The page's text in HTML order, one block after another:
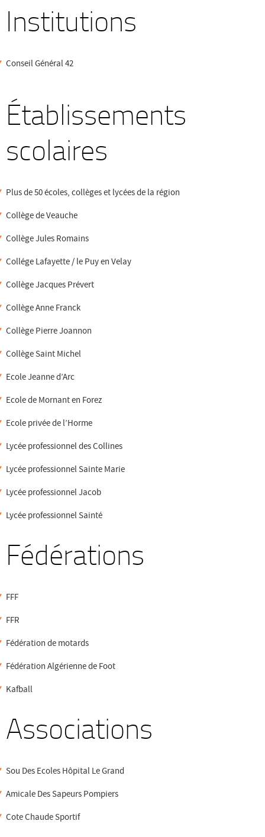
Institutions
Conseil Général 42
Établissements
scolaires
Plus de 50 écoles, collèges et lycées de la région
Collège de Veauche
Collège Jules Romains
Collége Lafayette / le Puy en Velay
Collège Jacques Prévert
Collège Anne Franck
Collège Pierre Joannon
Collège Saint Michel
Ecole Jeanne d’Arc
Ecole de Mornant en Forez
Ecole privée de l’Horme
Lycée professionnel des Collines
Lycée professionnel Sainte Marie
Lycée professionnel Jacob
Lycée professionnel Sainté
Fédérations
FFF
FFR
Fédération de motards
Fédération Algérienne de Foot
Kafball
Associations
Sou Des Ecoles Hôpital Le Grand
Amicale Des Sapeurs Pompiers
Cote Chaude Sportif